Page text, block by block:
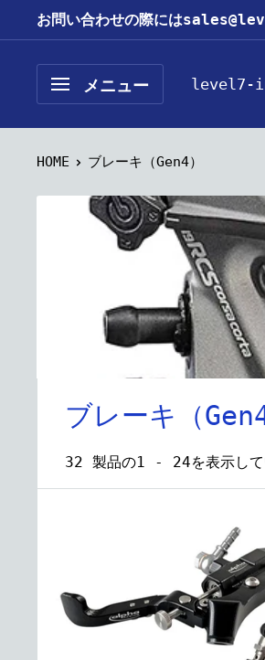
ン
ツ
お問い合わせの際には
メニュー level7-
HOME ブレーキ（Gen4）
ブレーキ（Gen4
32 製品の1 - 24を表示して